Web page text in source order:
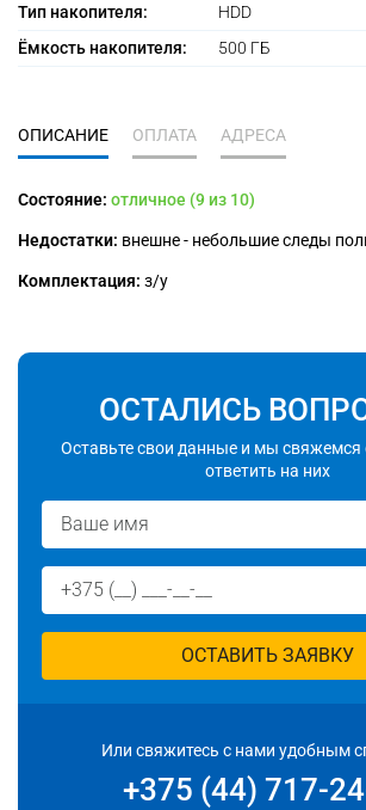
Тип накопителя:
HDD
Ёмкость накопителя:
500 ГБ
ОПИСАНИЕ ОПЛАТА АДРЕСА
Состояние: отличное (9 из 10)
Недостатки: внешне - небольшие следы
Комплектация: з/у
ОСТАЛИСЬ
Оставьте свои данные и мы свяжемся
ответить на них
ОСТАВИТЬ ЗАЯВКУ
Или свяжитесь с нами удобным
+375 (44) 717-